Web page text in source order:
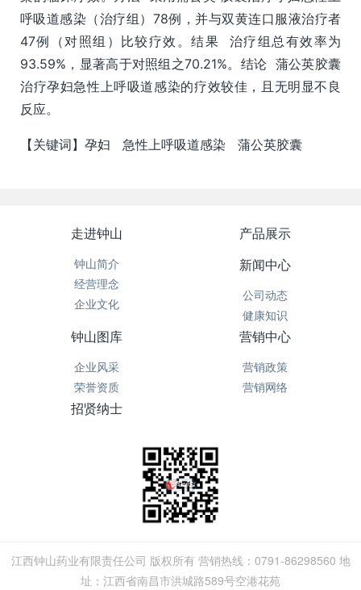
呼吸道感染（治疗组）78例，并与双黄连口服液治疗者
47例（对照组）比较疗效。结果 治疗组总有效率为
93.59%，显著高于对照组之70.21%。结论 蒲公英胶囊
治疗孕妇急性上呼吸道感染的疗效较佳，且无明显不良
反应。
【关键词】孕妇 急性上呼吸道感染 蒲公英胶囊
走进钟山
钟山简介
经营理念
企业文化
产品展示
新闻中心
公司动态
健康知识
钟山图库
企业风采
荣誉资质
营销中心
营销政策
营销网络
招贤纳士
江西钟山药业有限责任公司 版权所有 营销热线：0791-86298560 地
址：江西省南昌市洪城路589号空港花苑